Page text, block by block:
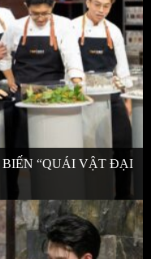
BIẾN “QUÁI VẬT ĐẠI